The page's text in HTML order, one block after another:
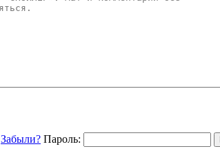
Забыли? Пароль: